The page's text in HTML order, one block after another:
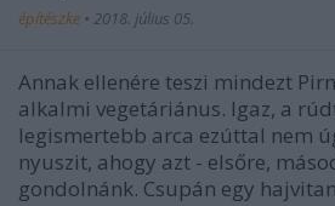
építészke • 2018. július 05.
Annak ellenére teszi mindezt
alkalmi vegetáriánus. Igaz, a
legismertebb arca ezúttal nem
nyuszit, ahogy azt - elsőre,
gondolnánk. Csupán egy